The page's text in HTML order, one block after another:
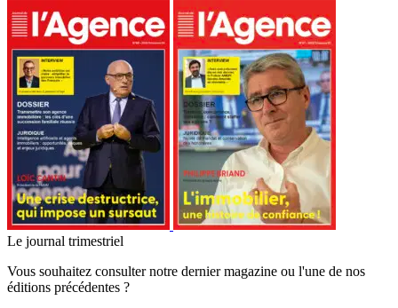
Le journal trimestriel
Vous souhaitez consulter notre dernier magazine ou l'une de nos
éditions précédentes ?